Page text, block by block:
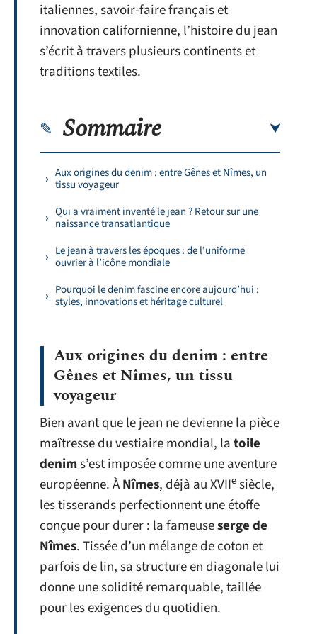
italiennes, savoir-faire français et
innovation californienne, l’histoire du jean
s’écrit à travers plusieurs continents et
traditions textiles.
Sommaire
Aux origines du denim : entre Gênes et Nîmes, un
tissu voyageur
Qui a vraiment inventé le jean ? Retour sur une
naissance transatlantique
Le jean à travers les époques : de l’uniforme
ouvrier à l’icône mondiale
Pourquoi le denim fascine encore aujourd’hui :
styles, innovations et héritage culturel
Aux origines du denim : entre
Gênes et Nîmes, un tissu
voyageur
Bien avant que le jean ne devienne la pièce
maîtresse du vestiaire mondial, latoile
denims’est imposée comme une aventure
européenne. ÀNîmes, déjà au XVIIesiècle,
les tisserands perfectionnent une étoffe
conçue pour durer : la fameuseserge de
Nîmes. Tissée d’un mélange de coton et
parfois de lin, sa structure en diagonale lui
donne une solidité remarquable, taillée
pour les exigences du quotidien.